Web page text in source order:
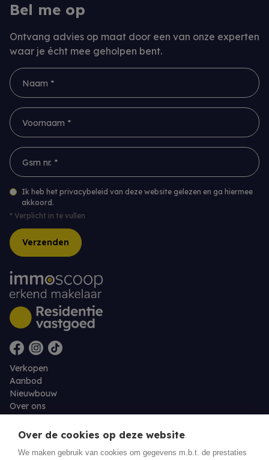
Bel me op
Ontvang advies op maat door een van onze experten
waar je écht mee geholpen bent.
Naam *
Voornaam *
Gsm nr. *
Ik heb het privacybeleid van deze website gelezen en ga hiermee
akkoord.
* Verplicht in te vullen
Verzenden
Verkopen
Aanbod
Nieuwbouw
Over ons
Jobs
Over de cookies op deze website
We maken gebruik van cookies om gegevens m.b.t. de prestaties